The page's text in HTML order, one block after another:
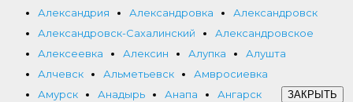
Александрия
Александровка
Александровск
Александровск-Сахалинский
Александровское
Алексеевка
Алексин Алупка
Алушта
Алчевск
Альметьевск
Амвросиевка
Амурск
Анадырь Анапа
Ангарск
ЗАКРЫТЬ